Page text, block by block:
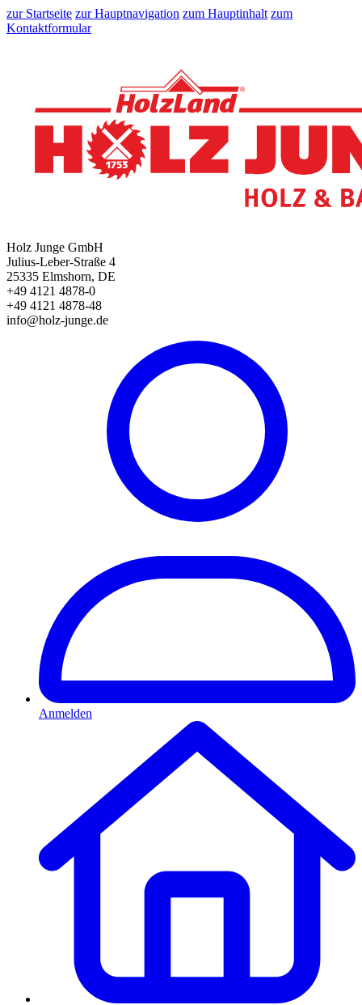
zur Startseite zur Hauptnavigation zum Hauptinhalt zum
Kontaktformular
Holz Junge GmbH
Julius-Leber-Straße 4
25335 Elmshorn, DE
+49 4121 4878-0
+49 4121 4878-48
info@holz-junge.de
Anmelden